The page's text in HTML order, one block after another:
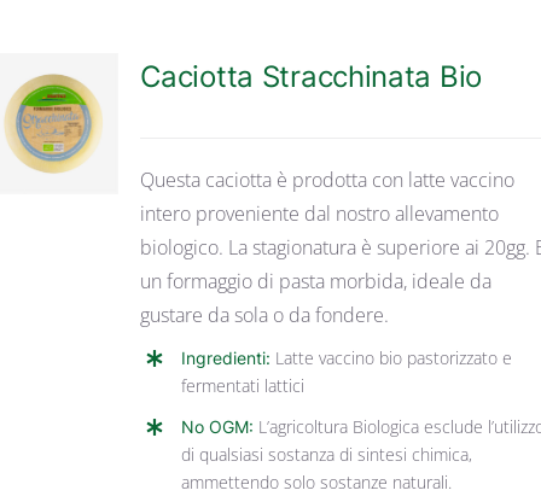
DETTAGLI
Caciotta Stracchinata Bio
Questa caciotta è prodotta con latte vaccino
intero proveniente dal nostro allevamento
biologico. La stagionatura è superiore ai 20gg.
un formaggio di pasta morbida, ideale da
gustare da sola o da fondere.
Ingredienti: Latte vaccino bio pastorizzato e
fermentati lattici
No OGM: L’agricoltura Biologica esclude
di qualsiasi sostanza di sintesi chimica,
ammettendo solo sostanze naturali.